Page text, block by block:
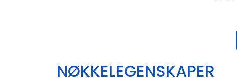
NØKKELEGENSKAPER